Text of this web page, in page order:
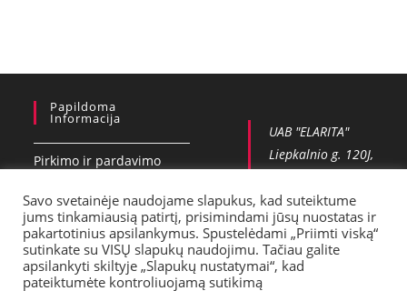
Papildoma
Informacija
Pirkimo ir pardavimo
Privatumo politika
Kontaktai
Pristatymas
UAB "ELARITA"
Liepkalnio g. 120J,
+37065551006
info@vobla.lt
Savo svetainėje naudojame slapukus, kad suteiktume
jums tinkamiausią patirtį, prisimindami jūsų nuostatas ir
pakartotinius apsilankymus. Spustelėdami „Priimti viską“
sutinkate su VISŲ slapukų naudojimu. Tačiau galite
apsilankyti skiltyje „Slapukų nustatymai“, kad
pateiktumėte kontroliuojamą sutikimą